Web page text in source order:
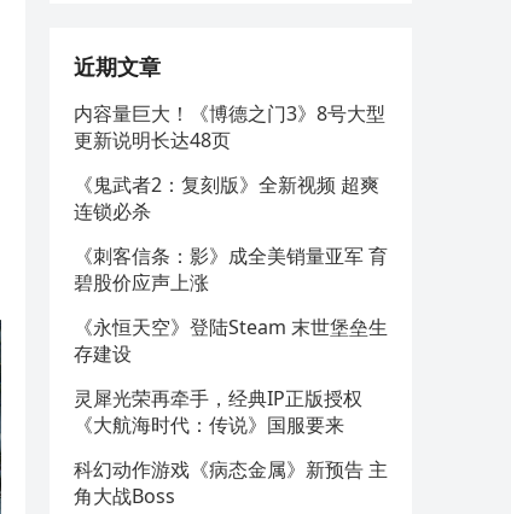
近期文章
内容量巨大！《博德之门3》8号大型
更新说明长达48页
《鬼武者2：复刻版》全新视频 超爽
连锁必杀
《刺客信条：影》成全美销量亚军 育
碧股价应声上涨
《永恒天空》登陆Steam 末世堡垒生
存建设
灵犀光荣再牵手，经典IP正版授权
《大航海时代：传说》国服要来
科幻动作游戏《病态金属》新预告 主
角大战Boss